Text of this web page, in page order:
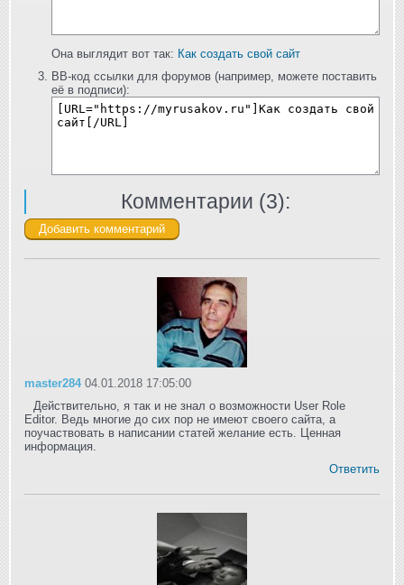
Она выглядит вот так: Как создать свой сайт
BB-код ссылки для форумов (например, можете поставить
её в подписи):
Комментарии (3):
master284 04.01.2018 17:05:00
Действительно, я так и не знал о возможности User Role
Editor. Ведь многие до сих пор не имеют своего сайта, а
поучаствовать в написании статей желание есть. Ценная
информация.
Ответить